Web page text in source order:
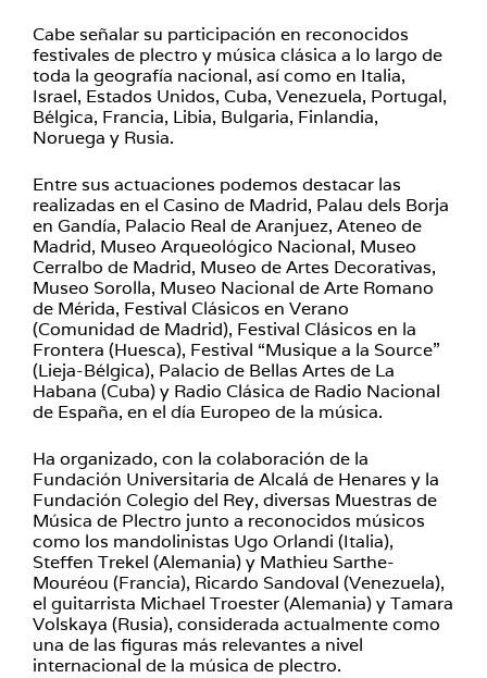
Cabe señalar su participación en reconocidos
festivales de plectro y música clásica a lo largo de
toda la geografía nacional, así como en Italia,
Israel, Estados Unidos, Cuba, Venezuela, Portugal,
Bélgica, Francia, Libia, Bulgaria, Finlandia,
Noruega y Rusia.
Entre sus actuaciones podemos destacar las
realizadas en el Casino de Madrid, Palau dels Borja
en Gandía, Palacio Real de Aranjuez, Ateneo de
Madrid, Museo Arqueológico Nacional, Museo
Cerralbo de Madrid, Museo de Artes Decorativas,
Museo Sorolla, Museo Nacional de Arte Romano
de Mérida, Festival Clásicos en Verano
(Comunidad de Madrid), Festival Clásicos en la
Frontera (Huesca), Festival “Musique a la Source”
(Lieja-Bélgica), Palacio de Bellas Artes de La
Habana (Cuba) y Radio Clásica de Radio Nacional
de España, en el día Europeo de la música.
Ha organizado, con la colaboración de la
Fundación Universitaria de Alcalá de Henares y la
Fundación Colegio del Rey, diversas Muestras de
Música de Plectro junto a reconocidos músicos
como los mandolinistas Ugo Orlandi (Italia),
Steffen Trekel (Alemania) y Mathieu Sarthe-
Mouréou (Francia), Ricardo Sandoval (Venezuela),
el guitarrista Michael Troester (Alemania) y Tamara
Volskaya (Rusia), considerada actualmente como
una de las figuras más relevantes a nivel
internacional de la música de plectro.